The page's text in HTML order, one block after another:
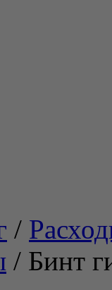
/
/ Бинт